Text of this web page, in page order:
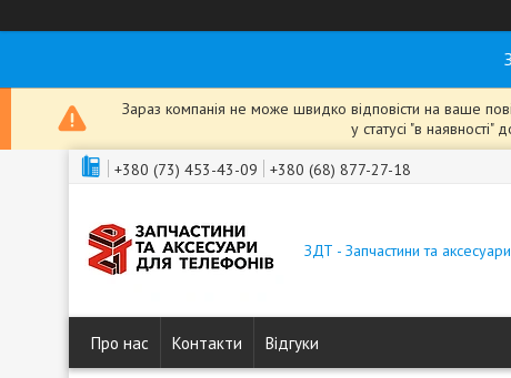
Зараз компанія не може швидко відповісти на ваше
у статусі "в
+380 (73) 453-43-09 +380 (68) 877-27-18
ЗДТ - Запчастини та
Про нас Контакти Відгуки